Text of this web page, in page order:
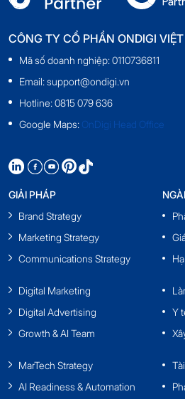
CÔNG TY CỔ PHẦN ONDIGI
Mã số doanh nghiệp: 0110736811
Email: support@ondigi.vn
Hotline: 0815 079 636
Google Maps: OnDigi Head Office
GIẢI PHÁP
Brand Strategy
Marketing Strategy
Communications Strategy
Digital Marketing
Digital Advertising
Growth & AI Team
MarTech Strategy
AI Readiness & Automation
Y